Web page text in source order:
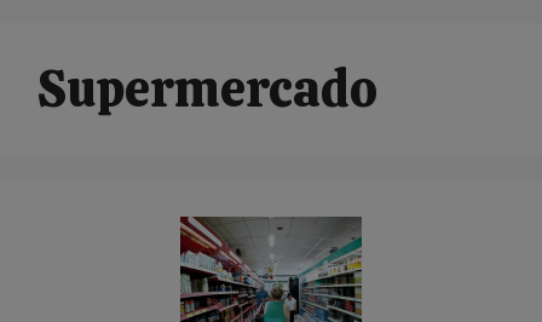
Supermercado